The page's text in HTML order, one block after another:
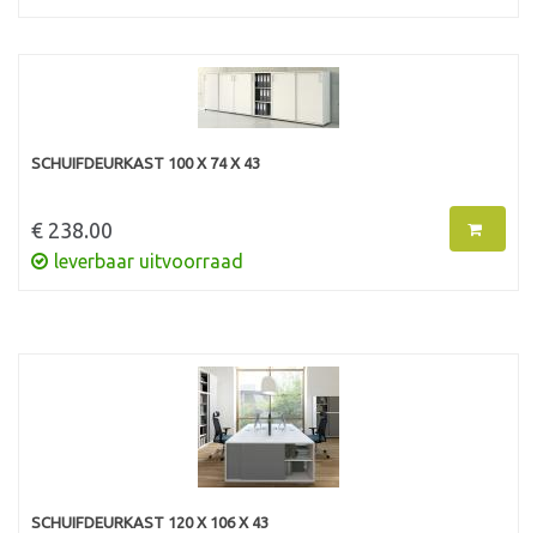
SCHUIFDEURKAST 100 X 74 X 43
€ 238.00
leverbaar uitvoorraad
SCHUIFDEURKAST 120 X 106 X 43